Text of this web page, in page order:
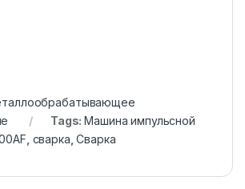
Tags:Машина импульсной
сварка ,Сварка